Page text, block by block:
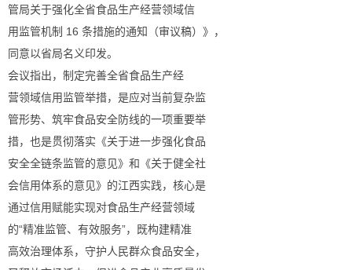
管局关于强化全省食品生产经营领域信
用监管机制 16 条措施的通知（审议稿）》，
同意以省局名义印发。
会议指出，制定完善全省食品生产经
营领域信用监管举措，是应对当前复杂监
管形势、筑牢食品安全防线的一项重要举
措，也是贯彻落实《关于进一步强化食品
安全全链条监管的意见》和《关于健全社
会信用体系的意见》的江西实践，核心是
通过信用赋能实现对食品生产经营领域
的“精准监管、有效服务”，既构建精准
高效治理体系，守护人民群众食品安全，